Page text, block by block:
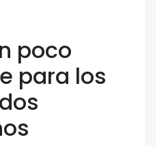
poco
para los